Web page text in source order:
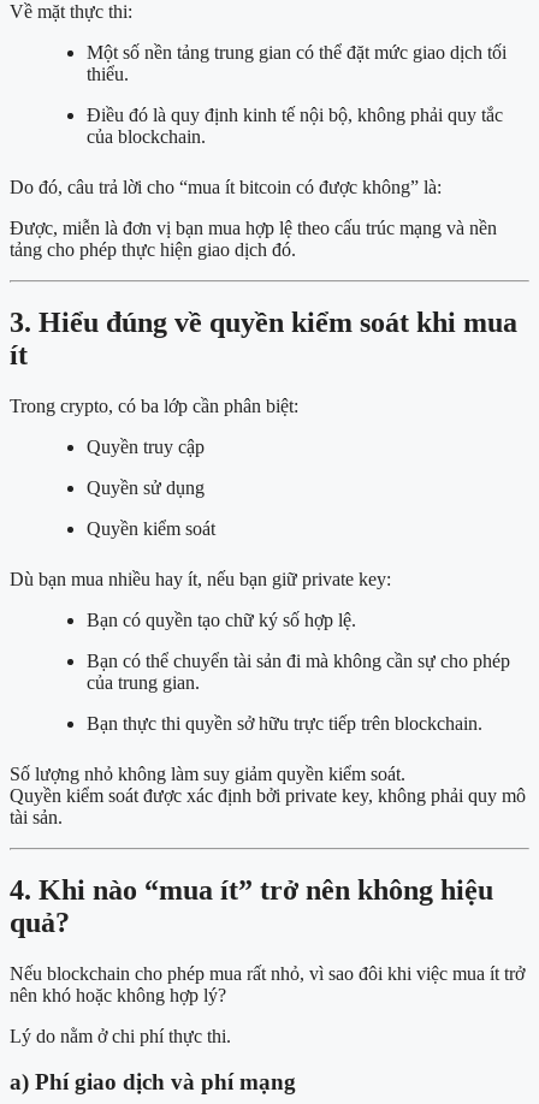
Về mặt thực thi:
Một số nền tảng trung gian có thể đặt mức giao dịch tối
thiểu.
Điều đó là quy định kinh tế nội bộ, không phải quy tắc
của blockchain.
Do đó, câu trả lời cho “mua ít bitcoin có được không” là:
Được, miễn là đơn vị bạn mua hợp lệ theo cấu trúc mạng và nền
tảng cho phép thực hiện giao dịch đó.
3. Hiểu đúng về quyền kiểm soát khi mua
ít
Trong crypto, có ba lớp cần phân biệt:
Quyền truy cập
Quyền sử dụng
Quyền kiểm soát
Dù bạn mua nhiều hay ít, nếu bạn giữ private key:
Bạn có quyền tạo chữ ký số hợp lệ.
Bạn có thể chuyển tài sản đi mà không cần sự cho phép
của trung gian.
Bạn thực thi quyền sở hữu trực tiếp trên blockchain.
Số lượng nhỏ không làm suy giảm quyền kiểm soát.
Quyền kiểm soát được xác định bởi private key, không phải quy mô
tài sản.
4. Khi nào “mua ít” trở nên không hiệu
quả?
Nếu blockchain cho phép mua rất nhỏ, vì sao đôi khi việc mua ít trở
nên khó hoặc không hợp lý?
Lý do nằm ở chi phí thực thi.
a) Phí giao dịch và phí mạng